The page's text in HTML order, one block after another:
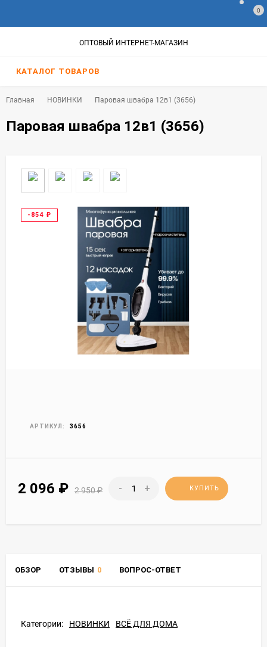
0
ОПТОВЫЙ ИНТЕРНЕТ-МАГАЗИН
КАТАЛОГ ТОВАРОВ
Главная НОВИНКИ Паровая швабра 12в1 (3656)
Паровая швабра 12в1 (3656)
-854 ₽
АРТИКУЛ: 3656
2 096 ₽ 2 950₽ - + КУПИТЬ
ОБЗОР ОТЗЫВЫ 0 ВОПРОС-ОТВЕТ
Категории: НОВИНКИ ВСЁ ДЛЯ ДОМА